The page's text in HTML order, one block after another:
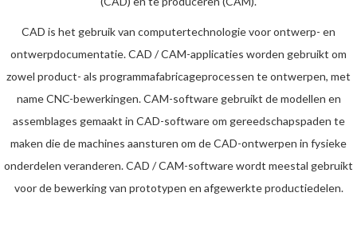
CAD is het gebruik van computertechnologie voor ontwerp- en
ontwerpdocumentatie. CAD / CAM-applicaties worden gebruikt om
zowel product- als programmafabricageprocessen te ontwerpen, met
name CNC-bewerkingen. CAM-software gebruikt de modellen en
assemblages gemaakt in CAD-software om gereedschapspaden te
maken die de machines aansturen om de CAD-ontwerpen in fysieke
onderdelen veranderen. CAD / CAM-software wordt meestal gebruikt
voor de bewerking van prototypen en afgewerkte productiedelen.